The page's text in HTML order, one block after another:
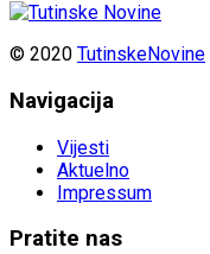
© 2020 TutinskeNovine
Navigacija
Vijesti
Aktuelno
Impressum
Pratite nas